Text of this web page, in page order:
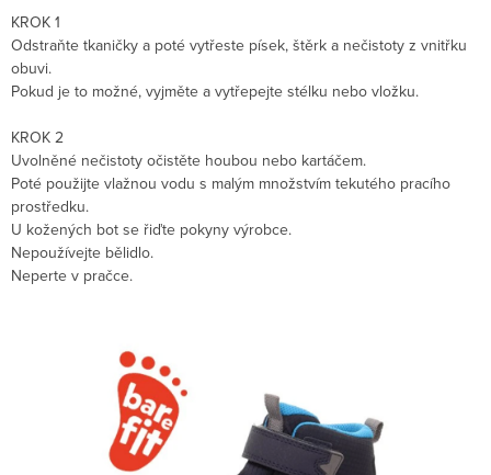
KROK 1
Odstraňte tkaničky a poté vytřeste písek, štěrk a nečistoty z vnitřku
obuvi.
Pokud je to možné, vyjměte a vytřepejte stélku nebo vložku.
KROK 2
Uvolněné nečistoty očistěte houbou nebo kartáčem.
Poté použijte vlažnou vodu s malým množstvím tekutého pracího
prostředku.
U kožených bot se řiďte pokyny výrobce.
Nepoužívejte bělidlo.
Neperte v pračce.